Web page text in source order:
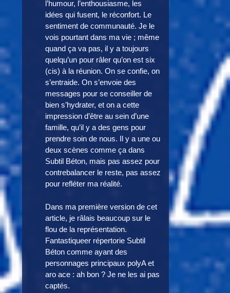
l’humour, l’enthousiasme, les
idées qui fusent, le réconfort. Le
sentiment de communauté. Je le
vois pourtant dans ma vie ; même
quand ça va pas, il y a toujours
quelqu’un pour râler qu’on est six
(cis) à la réunion. On se confie, on
s’entraide. On s’envoie des
messages pour se conseiller de
bien s’hydrater, et on a cette
impression d’être au sein d’une
famille, qu’il y a des gens pour
prendre soin de nous. Il y a une ou
deux scènes comme ça dans
Subtil Béton, mais pas assez pour
contrebalancer le reste, pas assez
pour refléter ma réalité.
Dans ma première version de cet
article, je râlais beaucoup sur le
flou de la représentation.
Fantastiqueer répertorie Subtil
Béton comme ayant des
personnages principaux polyA et
aro ace : ah bon ? Je ne les ai pas
captés.